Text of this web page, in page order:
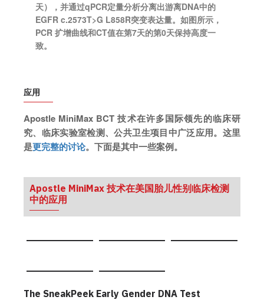
天），并通过qPCR定量分析分离出游离DNA中的
EGFR c.2573T>G L858R突变表达量。如图所示，
PCR 扩增曲线和CT值在第7天的第0天保持高度一
致。
应用
Apostle MiniMax BCT 技术在许多国际领先的临床研
究、临床实验室检测、公共卫生项目中广泛应用。这里
是更完整的讨论。下面是其中一些案例。
Apostle MiniMax 技术在美国胎儿性别临床检测
中的应用
The SneakPeek Early Gender DNA Test